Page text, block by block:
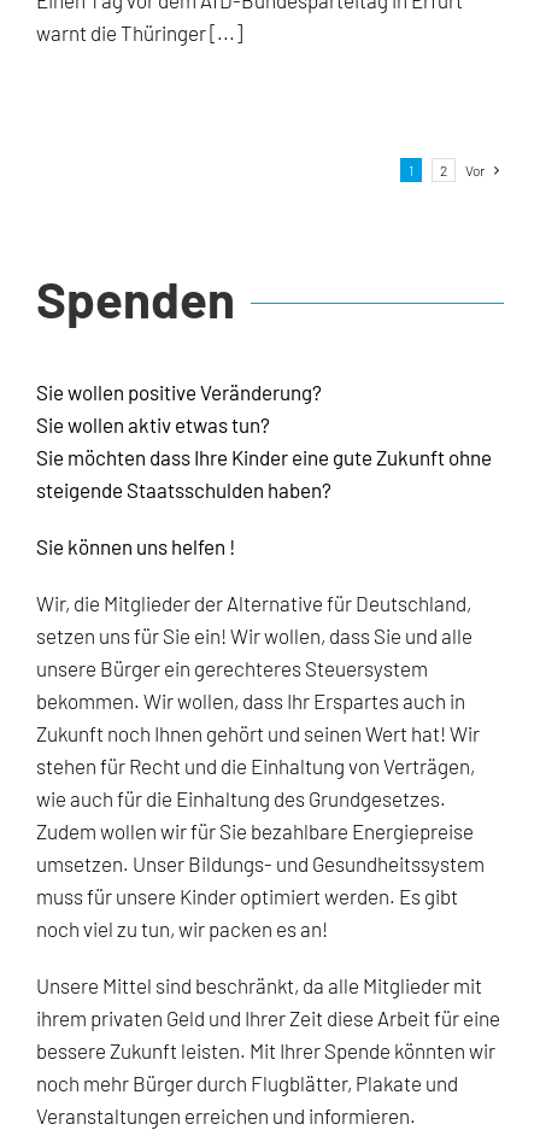
warnt die Thüringer [...]
1 2 Vor
Spenden
Sie wollen positive Veränderung?
Sie wollen aktiv etwas tun?
Sie möchten dass Ihre Kinder eine gute Zukunft ohne
steigende Staatsschulden haben?
Sie können uns helfen !
Wir, die Mitglieder der Alternative für Deutschland,
setzen uns für Sie ein! Wir wollen, dass Sie und alle
unsere Bürger ein gerechteres Steuersystem
bekommen. Wir wollen, dass Ihr Erspartes auch in
Zukunft noch Ihnen gehört und seinen Wert hat! Wir
stehen für Recht und die Einhaltung von Verträgen,
wie auch für die Einhaltung des Grundgesetzes.
Zudem wollen wir für Sie bezahlbare Energiepreise
umsetzen. Unser Bildungs- und Gesundheitssystem
muss für unsere Kinder optimiert werden. Es gibt
noch viel zu tun, wir packen es an!
Unsere Mittel sind beschränkt, da alle Mitglieder mit
ihrem privaten Geld und Ihrer Zeit diese Arbeit für eine
bessere Zukunft leisten. Mit Ihrer Spende könnten wir
noch mehr Bürger durch Flugblätter, Plakate und
Veranstaltungen erreichen und informieren.